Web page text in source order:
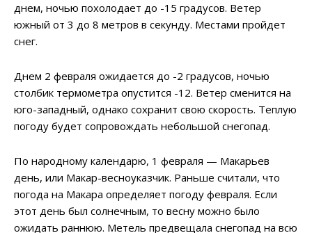
днем, ночью похолодает до -15 градусов. Ветер
южный от 3 до 8 метров в секунду. Местами пройдет
снег.
Днем 2 февраля ожидается до -2 градусов, ночью
столбик термометра опустится -12. Ветер сменится на
юго-западный, однако сохранит свою скорость. Теплую
погоду будет сопровождать небольшой снегопад.
По народному календарю, 1 февраля — Макарьев
день, или Макар-весноуказчик. Раньше считали, что
погода на Макара определяет погоду февраля. Если
этот день был солнечным, то весну можно было
ожидать раннюю. Метель предвещала снегопад на всю